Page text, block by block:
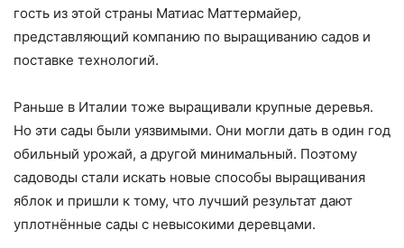
гость из этой страны Матиас Маттермайер,
представляющий компанию по выращиванию садов и
поставке технологий.
Раньше в Италии тоже выращивали крупные деревья.
Но эти сады были уязвимыми. Они могли дать в один год
обильный урожай, а другой минимальный. Поэтому
садоводы стали искать новые способы выращивания
яблок и пришли к тому, что лучший результат дают
уплотнённые сады с невысокими деревцами.